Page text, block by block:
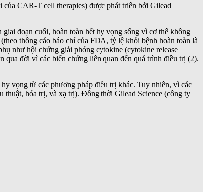
CAR-T cell therapies) được phát triển bởi Gilead
đoạn cuối, hoàn toàn hết hy vọng sống vì cơ thể không
thông cáo báo chí của FDA, tỷ lệ khỏi bệnh hoàn toàn là
như hội chứng giải phóng cytokine (cytokine release
qua đời vì các biến chứng liên quan đến quá trình điều trị (2).
vọng từ các phương pháp điều trị khác. Tuy nhiên, vì các
thuật, hóa trị, và xạ trị). Đồng thời Gilead Science (công ty